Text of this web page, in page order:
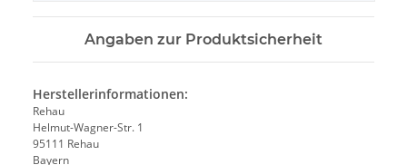
Angaben zur Produktsicherheit
Herstellerinformationen:
Rehau
Helmut-Wagner-Str. 1
95111 Rehau
Bayern